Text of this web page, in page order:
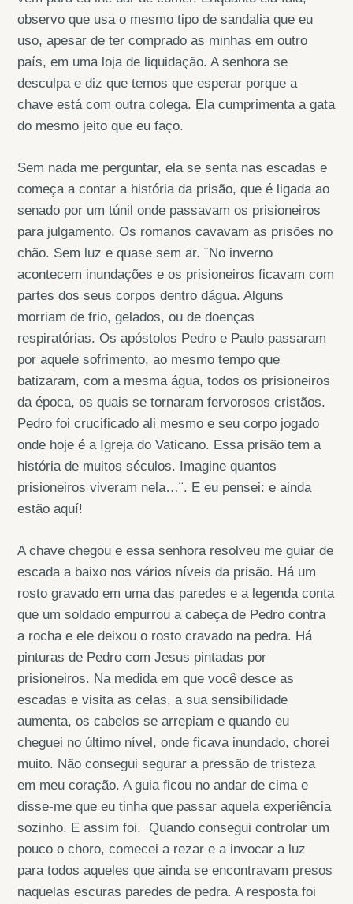
observo que usa o mesmo tipo de sandalia que eu
uso, apesar de ter comprado as minhas em outro
país, em uma loja de liquidação. A senhora se
desculpa e diz que temos que esperar porque a
chave está com outra colega. Ela cumprimenta a gata
do mesmo jeito que eu faço.
Sem nada me perguntar, ela se senta nas escadas e
começa a contar a história da prisão, que é ligada ao
senado por um túnil onde passavam os prisioneiros
para julgamento. Os romanos cavavam as prisões no
chão. Sem luz e quase sem ar. ¨No inverno
acontecem inundações e os prisioneiros ficavam com
partes dos seus corpos dentro dágua. Alguns
morriam de frio, gelados, ou de doenças
respiratórias. Os apóstolos Pedro e Paulo passaram
por aquele sofrimento, ao mesmo tempo que
batizaram, com a mesma água, todos os prisioneiros
da época, os quais se tornaram fervorosos cristãos.
Pedro foi crucificado ali mesmo e seu corpo jogado
onde hoje é a Igreja do Vaticano. Essa prisão tem a
história de muitos séculos. Imagine quantos
prisioneiros viveram nela…¨. E eu pensei: e ainda
estão aquí!
A chave chegou e essa senhora resolveu me guiar de
escada a baixo nos vários níveis da prisão. Há um
rosto gravado em uma das paredes e a legenda conta
que um soldado empurrou a cabeça de Pedro contra
a rocha e ele deixou o rosto cravado na pedra. Há
pinturas de Pedro com Jesus pintadas por
prisioneiros. Na medida em que você desce as
escadas e visita as celas, a sua sensibilidade
aumenta, os cabelos se arrepiam e quando eu
cheguei no último nível, onde ficava inundado, chorei
muito. Não consegui segurar a pressão de tristeza
em meu coração. A guia ficou no andar de cima e
disse-me que eu tinha que passar aquela experiência
sozinho. E assim foi. Quando consegui controlar um
pouco o choro, comecei a rezar e a invocar a luz
para todos aqueles que ainda se encontravam presos
naquelas escuras paredes de pedra. A resposta foi